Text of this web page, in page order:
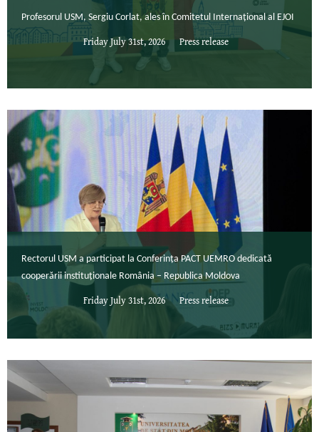
Profesorul USM, Sergiu Corlat, ales în Comitetul Internațional al EJOI
Friday July 31st, 2026 Press release
Rectorul USM a participat la Conferința PACT UEMRO dedicată
cooperării instituționale România – Republica Moldova
Friday July 31st, 2026 Press release